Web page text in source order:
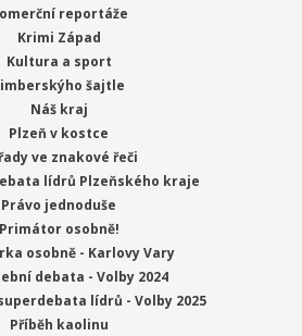
reportáže
Krimi Západ
Kultura a sport
šajtle
Náš kraj
Plzeň v kostce
ve znakové řeči
lídrů Plzeňského kraje
Právo jednoduše
Primátor osobně!
osobně - Karlovy Vary
debata - Volby 2024
lídrů - Volby 2025
Příběh kaolinu